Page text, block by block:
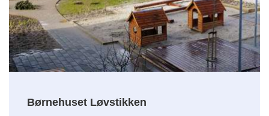
Børnehuset Løvstikken